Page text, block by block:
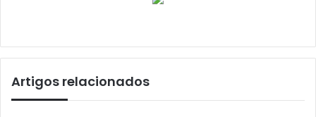
Artigos relacionados